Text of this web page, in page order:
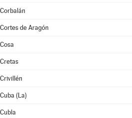
Corbalán
Cortes de Aragón
Cosa
Cretas
Crivillén
Cuba (La)
Cubla